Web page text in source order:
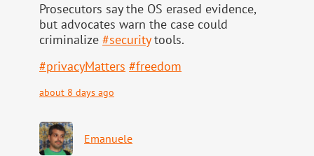
Prosecutors say the OS erased evidence,
but advocates warn the case could
criminalize #securitytools.
#privacyMatters #freedom
about 8 days ago
Emanuele